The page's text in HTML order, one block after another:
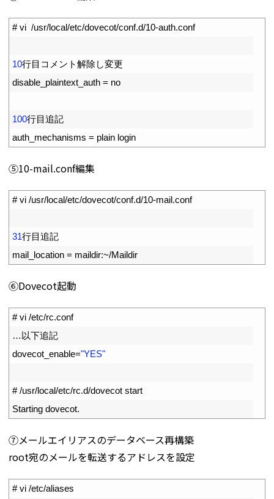
# vi  /usr/local/etc/dovecot/conf.d/10-auth.conf
10行目コメント解除し変更
disable_plaintext_auth = no
100行目追記
auth_mechanisms = plain login
⑤10-mail.conf編集
# vi /usr/local/etc/dovecot/conf.d/10-mail.conf
31行目追記
mail_location = maildir:~/Maildir
⑥Dovecot起動
# vi /etc/rc.conf
…以下追記
dovecot_enable="YES"
# /usr/local/etc/rc.d/dovecot start
Starting dovecot.
⑦メールエイリアスのデータベース再構築
root宛のメールを転送するアドレスを設定
# vi /etc/aliases